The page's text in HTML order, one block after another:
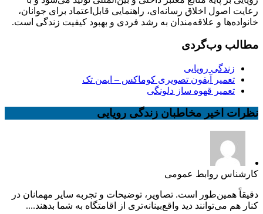
رعایت اصول اخلاق رسانه‌ای، راهنمایی قابل‌اعتماد برای جوانان،
خانواده‌ها و علاقه‌مندان به رشد فردی و بهبود کیفیت زندگی است.
مطالب وب‌گردی
زندگی رویایی
تعمیر آیفون تصویری کوماکس – ایمن تک
تعمیر قهوه ساز دلونگی
نظرات اخیر مخاطبان زندگی رویایی
کارشناس روابط عمومی
دقیقاً همین‌طور است. تصاویر، توضیحات و تجربه سایر مهمانان در
کنار هم می‌توانند دید واقع‌بینانه‌تری از اقامتگاه به شما بدهند....